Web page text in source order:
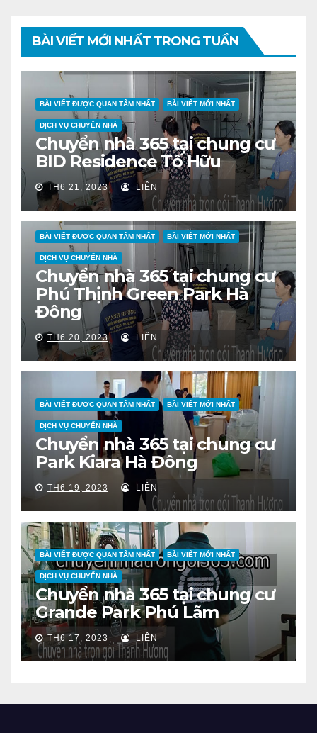
BÀI VIẾT MỚI NHẤT TRONG TUẦN
BÀI VIẾT ĐƯỢC QUAN TÂM NHẤT BÀI VIẾT MỚI NHẤT
DỊCH VỤ CHUYỂN NHÀ
Chuyển nhà 365 tại chung cư
BID Residence Tố Hữu
TH6 21, 2023 LIÊN
BÀI VIẾT ĐƯỢC QUAN TÂM NHẤT BÀI VIẾT MỚI NHẤT
DỊCH VỤ CHUYỂN NHÀ
Chuyển nhà 365 tại chung cư
Phú Thịnh Green Park Hà
Đông
TH6 20, 2023 LIÊN
BÀI VIẾT ĐƯỢC QUAN TÂM NHẤT BÀI VIẾT MỚI NHẤT
DỊCH VỤ CHUYỂN NHÀ
Chuyển nhà 365 tại chung cư
Park Kiara Hà Đông
TH6 19, 2023 LIÊN
BÀI VIẾT ĐƯỢC QUAN TÂM NHẤT BÀI VIẾT MỚI NHẤT
DỊCH VỤ CHUYỂN NHÀ
Chuyển nhà 365 tại chung cư
Grande Park Phú Lãm
TH6 17, 2023 LIÊN